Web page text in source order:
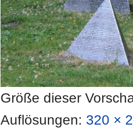
Größe dieser
Auflösungen: 320 ×